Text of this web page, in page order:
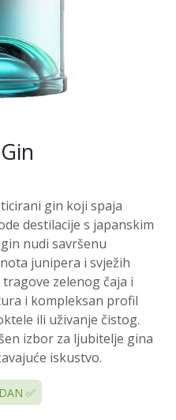
gin koji spaja
destilacije s japanskim
nudi savršenu
junipera i svježih
zelenog čaja i
i kompleksan profil
ili uživanje čistog.
izbor za ljubitelje gina
iskustvo.
✅